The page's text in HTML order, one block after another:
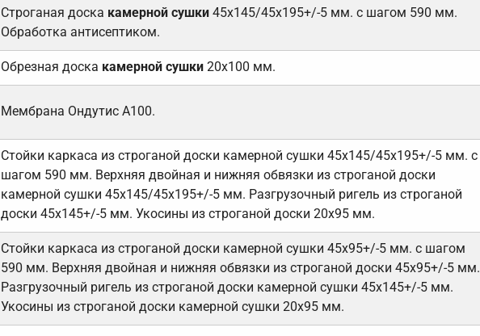
Строганая доска камерной сушки 45х145/45х195+/-5 мм. с шагом 590 мм.
Обработка антисептиком.
Обрезная доска камерной сушки20х100 мм.
Мембрана Ондутис А100.
Стойки каркаса из строганой доски камерной сушки 45х145/45х195+/-5 мм. с
шагом 590 мм. Верхняя двойная и нижняя обвязки из строганой доски
камерной сушки 45х145/45х195+/-5 мм. Разгрузочный ригель из строганой
доски 45х145+/-5 мм. Укосины из строганой доски 20х95 мм.
Стойки каркаса из строганой доски камерной сушки 45х95+/-5 мм. с шагом
590 мм. Верхняя двойная и нижняя обвязки из строганой доски 45х95+/-5 мм.
Разгрузочный ригель из строганой доски камерной сушки 45х145+/-5 мм.
Укосины из строганой доски камерной сушки 20х95 мм.